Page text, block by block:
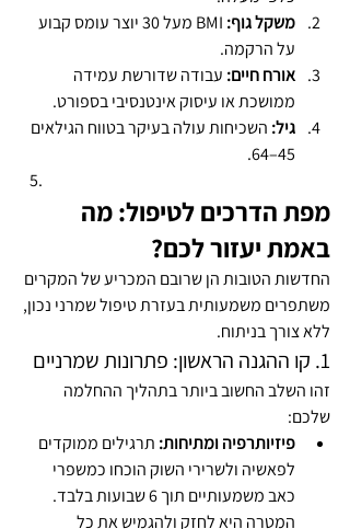
משקל גוף:
BMI מעל 30 יוצר עומס קבוע
על הרקמה.
אורח חיים: עבודה שדורשת עמידה
ממושכת או עיסוק אינטנסיבי בספורט.
גיל: השכיחות עולה בעיקר בטווח הגילאים
45–64.
מפת הדרכים לטיפול: מה
באמת יעזור לכם?
החדשות הטובות הן שרובם המכריע של המקרים
משתפרים משמעותית בעזרת טיפול שמרני נכון,
ללא צורך בניתוח.
1. קו ההגנה הראשון: פתרונות שמרניים
זהו השלב החשוב ביותר בתהליך ההחלמה
שלכם:
פיזיותרפיה ומתיחות: תרגילים ממוקדים
לפאשיה ולשרירי השוק הוכחו כמשפרי
כאב משמעותיים תוך 6 שבועות בלבד.
המטרה היא לחזק ולהגמיש את כל